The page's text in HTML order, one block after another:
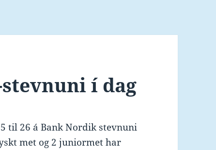
í dag
til 26 á Bank Nordik stevnuni
met og 2 juniormet har